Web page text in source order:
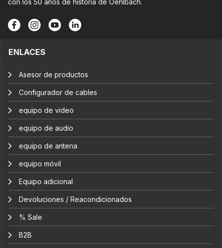
con los 50 años de historia de Oehlbach.
ENLACES
Asesor de productos
Configurador de cables
equipo de video
equipo de audio
equipo de antena
equipo móvil
Equipo adicional
Devoluciones / Reacondicionados
% Sale
B2B